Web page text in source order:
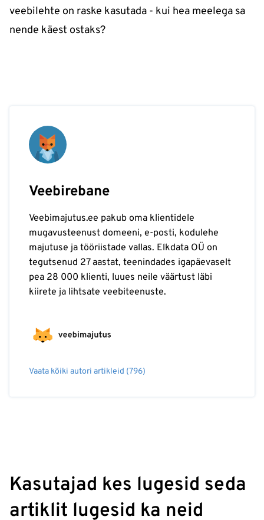
veebilehte on raske kasutada - kui hea meelega sa
nende käest ostaks?
Veebirebane
Veebimajutus.ee pakub oma klientidele
mugavusteenust domeeni, e-posti, kodulehe
majutuse ja tööriistade vallas. Elkdata OÜ on
tegutsenud 27 aastat, teenindades igapäevaselt
pea 28 000 klienti, luues neile väärtust läbi
kiirete ja lihtsate veebiteenuste.
Vaata kõiki autori artikleid (796)
Kasutajad kes lugesid seda
artiklit lugesid ka neid